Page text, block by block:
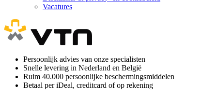
Vacatures
Persoonlijk advies van onze specialisten
Snelle levering in Nederland en België
Ruim 40.000 persoonlijke beschermingsmiddelen
Betaal per iDeal, creditcard of op rekening